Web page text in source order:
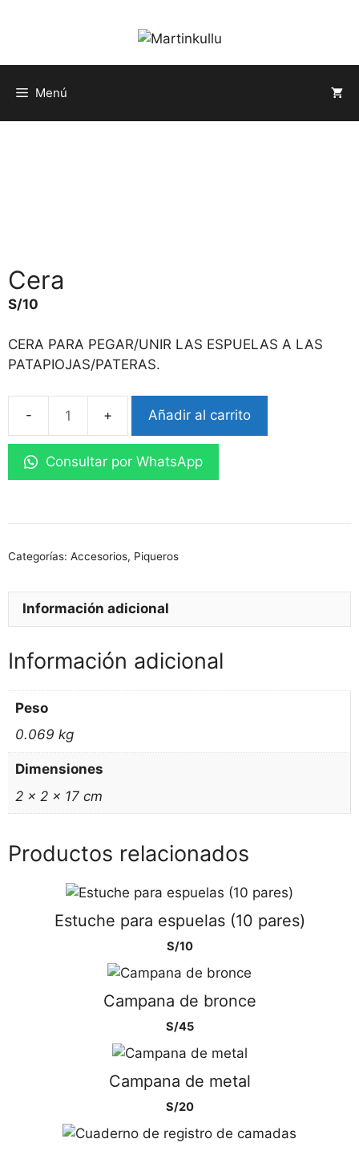
Menú
Cera
S/10
CERA PARA PEGAR/UNIR LAS ESPUELAS A LAS
PATAPIOJAS/PATERAS.
Cera
cantidad
Añadir al carrito
Consultar por WhatsApp
Categorías: Accesorios, Piqueros
Información adicional
Información adicional
Peso
0.069 kg
Dimensiones
2 × 2 × 17 cm
Productos relacionados
Estuche para espuelas (10 pares)
S/10
Campana de bronce
S/45
Campana de metal
S/20